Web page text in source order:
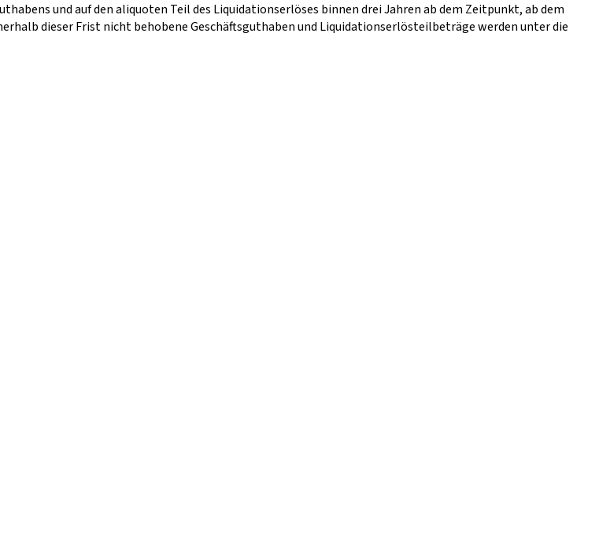
und auf den aliquoten Teil des Liquidationserlöses binnen drei Jahren ab dem Zeitpunkt, ab dem
dieser Frist nicht behobene Geschäftsguthaben und Liquidationserlösteilbeträge werden unter die